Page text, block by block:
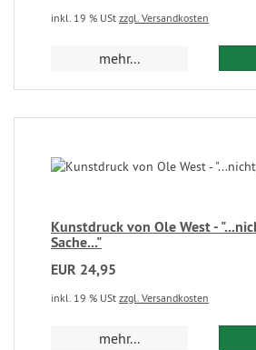
inkl. 19 % USt zzgl. Versandkosten
mehr...
Kunstdruck von Ole West -
Sache..."
EUR 24,95
inkl. 19 % USt zzgl. Versandkosten
mehr...